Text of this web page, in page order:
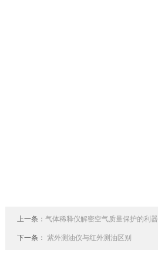
上一条：气体稀释仪解密空气质量保护的利器
下一条：紫外测油仪与红外测油区别